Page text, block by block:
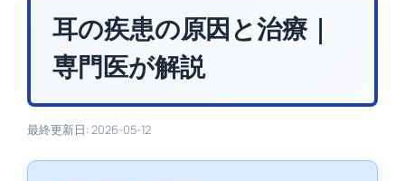
耳の疾患の原因と治療｜
専門医が解説
最終更新日: 2026-05-12